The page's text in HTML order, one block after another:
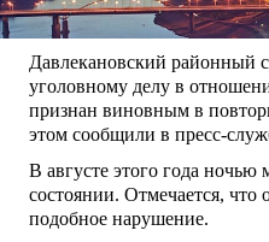
Давлекановский районный
уголовному делу в
признан виновным в
этом сообщили в пресс-
В августе этого года ночью
состоянии. Отмечается,
подобное нарушение.